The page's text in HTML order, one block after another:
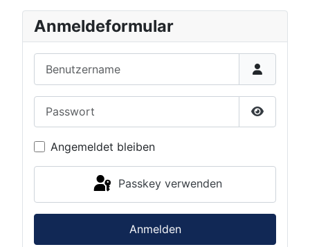
Anmeldeformular
Passwort
Angemeldet bleiben
Passkey verwenden
Anmelden